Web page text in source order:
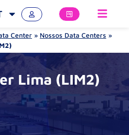
Center » Nossos Data Centers »
Lima (LIM2)